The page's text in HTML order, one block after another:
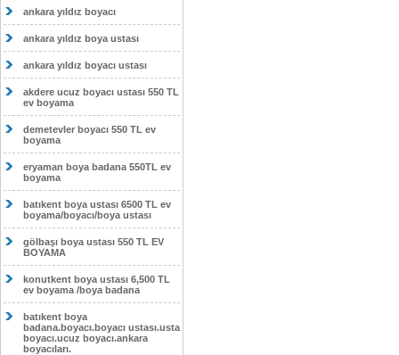
ankara yıldız boyacı
ankara yıldız boya ustası
ankara yıldız boyacı ustası
akdere ucuz boyacı ustası 550 TL
ev boyama
demetevler boyacı 550 TL ev
boyama
eryaman boya badana 550TL ev
boyama
batıkent boya ustası 6500 TL ev
boyama/boyacı/boya ustası
gölbaşı boya ustası 550 TL EV
BOYAMA
konutkent boya ustası 6,500 TL
ev boyama /boya badana
batıkent boya
badana.boyacı.boyacı ustası.usta
boyacı.ucuz boyacı.ankara
boyacıları.